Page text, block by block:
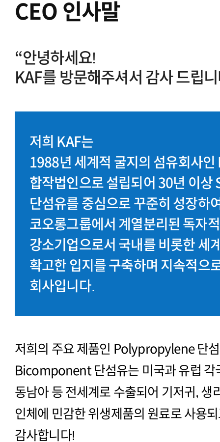
CEO 인사말
“안녕하세요!
KAF를 방문해주셔서 감사 드립
저희 KAF는
1988년 세계적 굴지의 섬유회사
합작법인으로 설립되어 30년 이
단섬유를 중심으로 꾸준히 성장하
코오롱그룹에서 계열분리된 독자
강소기업으로서 국내를 비롯한 세
확고한 입지를 구축하며 지속적으
회사입니다.
저희의 주요 제품인 Polypropylene 단
Bicomponent 단섬유는 미국과 유럽 각
동남아 등 전세계로 수출되어 기저귀, 생
인체에 민감한 위생제품의 원료로 사용
감사합니다!